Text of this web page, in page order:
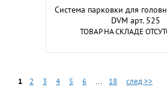
Система парковки для
DVM арт. 525
ТОВАР НА СКЛАДЕ
1 2 3 4 5 6 ... 18 след >>